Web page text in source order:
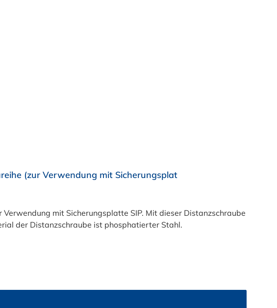
(zur Verwendung mit Sicherungsplat
mit Sicherungsplatte SIP. Mit dieser Distanzschraube
der Distanzschraube ist phosphatierter Stahl.